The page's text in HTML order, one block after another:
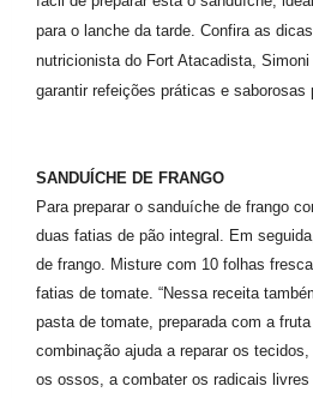
para o lanche da tarde. Confira as
nutricionista do Fort Atacadista, Simoni
garantir refeições práticas e saborosas
SANDUÍCHE DE FRANGO
Para preparar o sanduíche de frango
duas fatias de pão integral. Em
de frango. Misture com 10 folhas
fatias de tomate. “Nessa receita
pasta de tomate, preparada com a
combinação ajuda a reparar os
os ossos, a combater os radicais